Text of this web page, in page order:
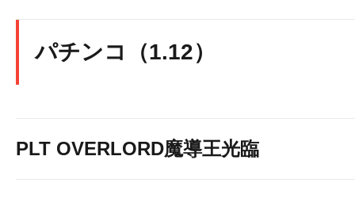
パチンコ（1.12）
PLT OVERLORD魔導王光臨